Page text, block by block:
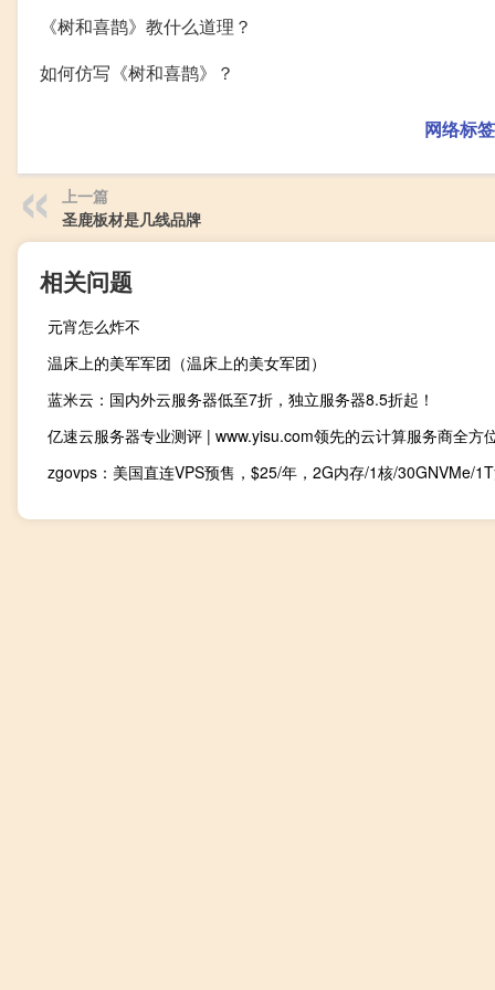
《树和喜鹊》教什么道理？
如何仿写《树和喜鹊》？
网络标
上一篇
圣鹿板材是几线品牌
相关问题
元宵怎么炸不
温床上的美军军团（温床上的美女军团）
蓝米云：国内外云服务器低至7折，独立服务器8.5折起！
亿速云服务器专业测评 | www.yisu.com领先的云计算服务商全方